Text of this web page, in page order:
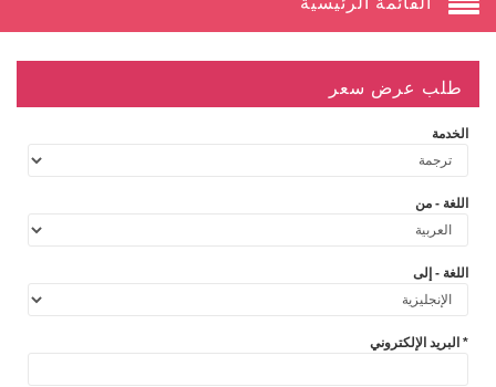
طلب عرض سعر
الخدمة
اللغة - من
اللغة - إلى
البريد الإلكتروني *